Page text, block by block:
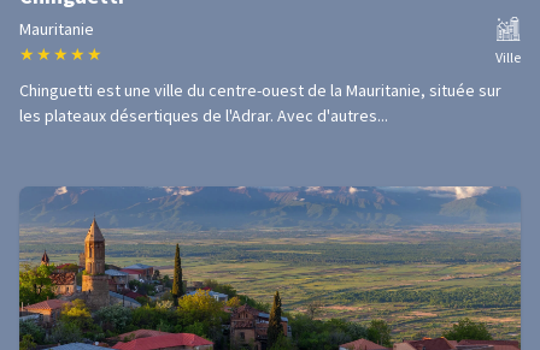
Mauritanie
★ ★ ★ ★ ★ Ville
Chinguetti est une ville du centre-ouest de la Mauritanie, située sur
les plateaux désertiques de l'Adrar. Avec d'autres...